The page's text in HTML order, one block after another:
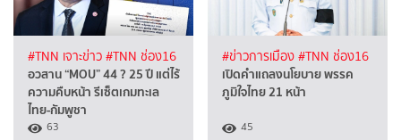
#TNN เจาะข่าว#TNN ช่อง16
อวสาน “MOU” 44 ? 25 ปี แต่ไร้
ความคืบหน้า รีเซ็ตเกมทะเล
ไทย-กัมพูชา
63
#ข่าวการเมือง#TNN ช่อง16
เปิดคำแถลงนโยบาย พรรค
ภูมิใจไทย 21 หน้า
45